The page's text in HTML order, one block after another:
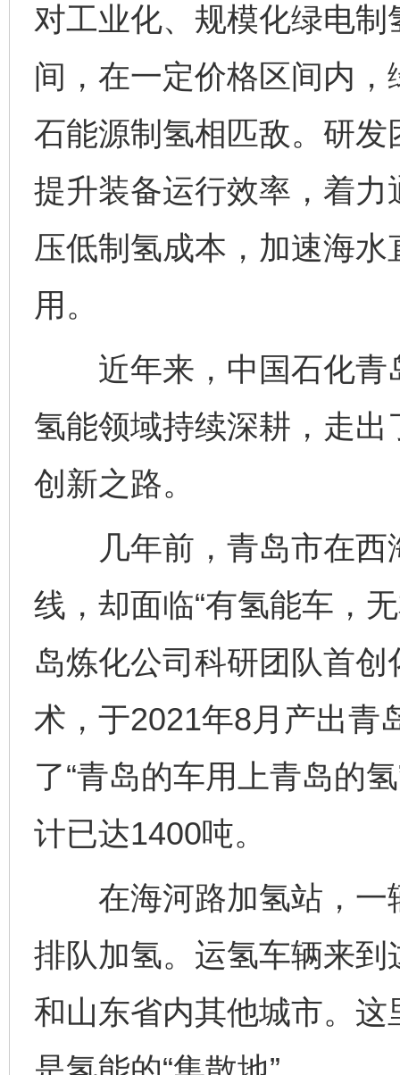
对工业化、规模化绿电
间，在一定价格区间内
石能源制氢相匹敌。研
提升装备运行效率，着
压低制氢成本，加速海
用。
近年来，中国石化青
氢能领域持续深耕，走
创新之路。
几年前，青岛市在西
线，却面临“有氢能车，
岛炼化公司科研团队首
术，于2021年8月产出青
了“青岛的车用上青岛的
计已达1400吨。
在海河路加氢站，一
排队加氢。运氢车辆来
和山东省内其他城市。这